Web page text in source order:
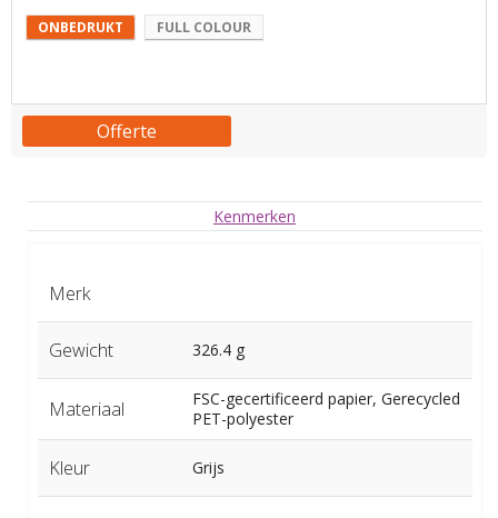
ONBEDRUKT FULL COLOUR
Offerte
Kenmerken
Merk
Gewicht 326.4 g
Materiaal
FSC-gecertificeerd papier, Gerecycled
PET-polyester
Kleur Grijs